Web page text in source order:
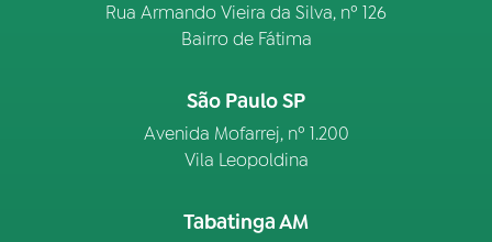
Rua Armando Vieira da Silva, nº 126
Bairro de Fátima
São Paulo SP
Avenida Mofarrej, nº 1.200
Vila Leopoldina
Tabatinga AM